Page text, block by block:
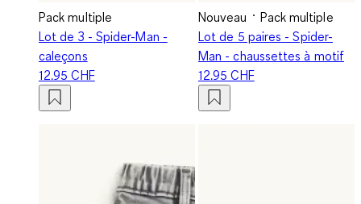
Pack multiple
Lot de 3 - Spider-Man -
caleçons
12.95 CHF
Nouveau
Pack multiple
Lot de 5 paires - Spider-
Man - chaussettes à motif
12.95 CHF